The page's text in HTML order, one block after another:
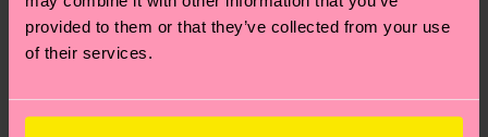
provided to them or that they’ve collected from your use
of their services.
Du hast Fragen zu einer Retoure? In unserem
am häufigsten gestellten Fragen.